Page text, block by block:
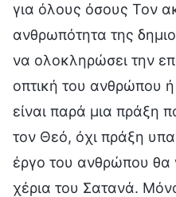
για όλους όσους Τον
ανθρωπότητα της
να ολοκληρώσει την
οπτική του ανθρώπου
είναι παρά μια πράξη
τον Θεό, όχι πράξη
έργο του ανθρώπου θα
χέρια του Σατανά.